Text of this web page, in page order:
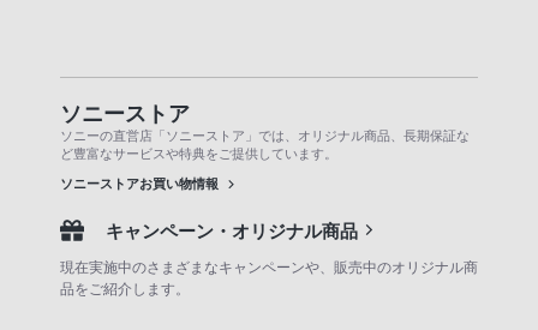
ソニーストア
ソニーの直営店「ソニーストア」では、オリジナル商品、長期保証な
ど豊富なサービスや特典をご提供しています。
ソニーストアお買い物情報
キャンペーン・オリジナル商品
現在実施中のさまざまなキャンペーンや、販売中のオリジナル商
品をご紹介します。